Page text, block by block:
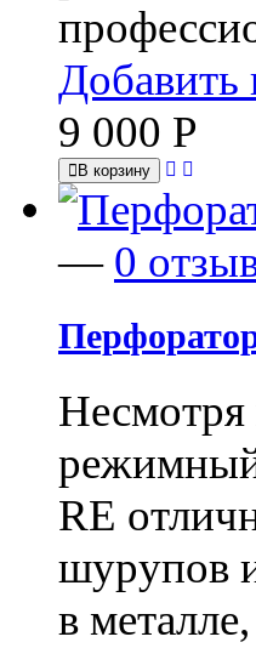
Добавить
9 000 Р
В корзину
— 0
режимный
RE
шурупов
в